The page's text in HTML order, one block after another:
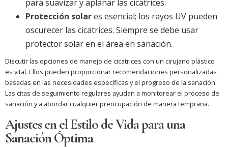
para suavizar y aplanar las cicatrices.
Protección solares esencial; los rayos UV pueden
oscurecer las cicatrices. Siempre se debe usar
protector solar en el área en sanación.
Discutir las opciones de manejo de cicatrices con un cirujano plástico
es vital. Ellos pueden proporcionar recomendaciones personalizadas
basadas en las necesidades específicas y el progreso de la sanación.
Las citas de seguimiento regulares ayudan a monitorear el proceso de
sanación y a abordar cualquier preocupación de manera temprana.
Ajustes en el Estilo de Vida para una
Sanación Óptima